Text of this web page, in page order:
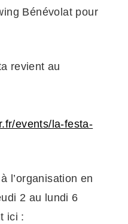
revient au
events/la-festa-
l’organisation en
2 au lundi 6
ici :